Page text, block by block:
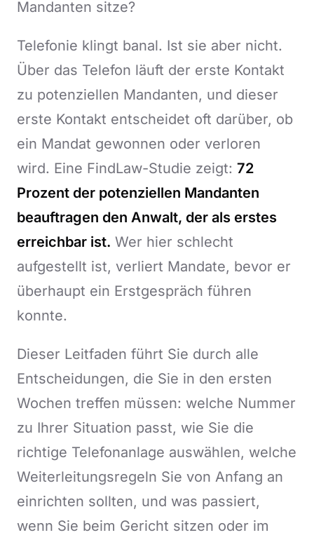
Mandanten sitze?
Telefonie klingt banal. Ist sie aber nicht.
Über das Telefon läuft der erste Kontakt
zu potenziellen Mandanten, und dieser
erste Kontakt entscheidet oft darüber, ob
ein Mandat gewonnen oder verloren
wird. Eine FindLaw-Studie zeigt: 72
Prozent der potenziellen Mandanten
beauftragen den Anwalt, der als erstes
erreichbar ist. Wer hier schlecht
aufgestellt ist, verliert Mandate, bevor er
überhaupt ein Erstgespräch führen
konnte.
Dieser Leitfaden führt Sie durch alle
Entscheidungen, die Sie in den ersten
Wochen treffen müssen: welche Nummer
zu Ihrer Situation passt, wie Sie die
richtige Telefonanlage auswählen, welche
Weiterleitungsregeln Sie von Anfang an
einrichten sollten, und was passiert,
wenn Sie beim Gericht sitzen oder im